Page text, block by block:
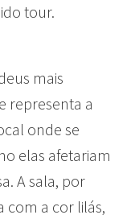
tour.
mais
representa a
onde se
elas afetariam
A sala, por
com a cor lilás,